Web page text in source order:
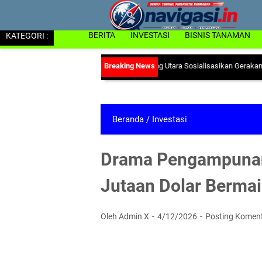
KATEGORI : BERITA INVESTASI BISNIS TANAMAN
Anemia, Dinas PP & KB Lampung Utara Sosialisasikan Gerakan "Ayo
Beranda / Investasi
Drama
Jutaan Dolar
Oleh Admin X 4/12/2026 Posting